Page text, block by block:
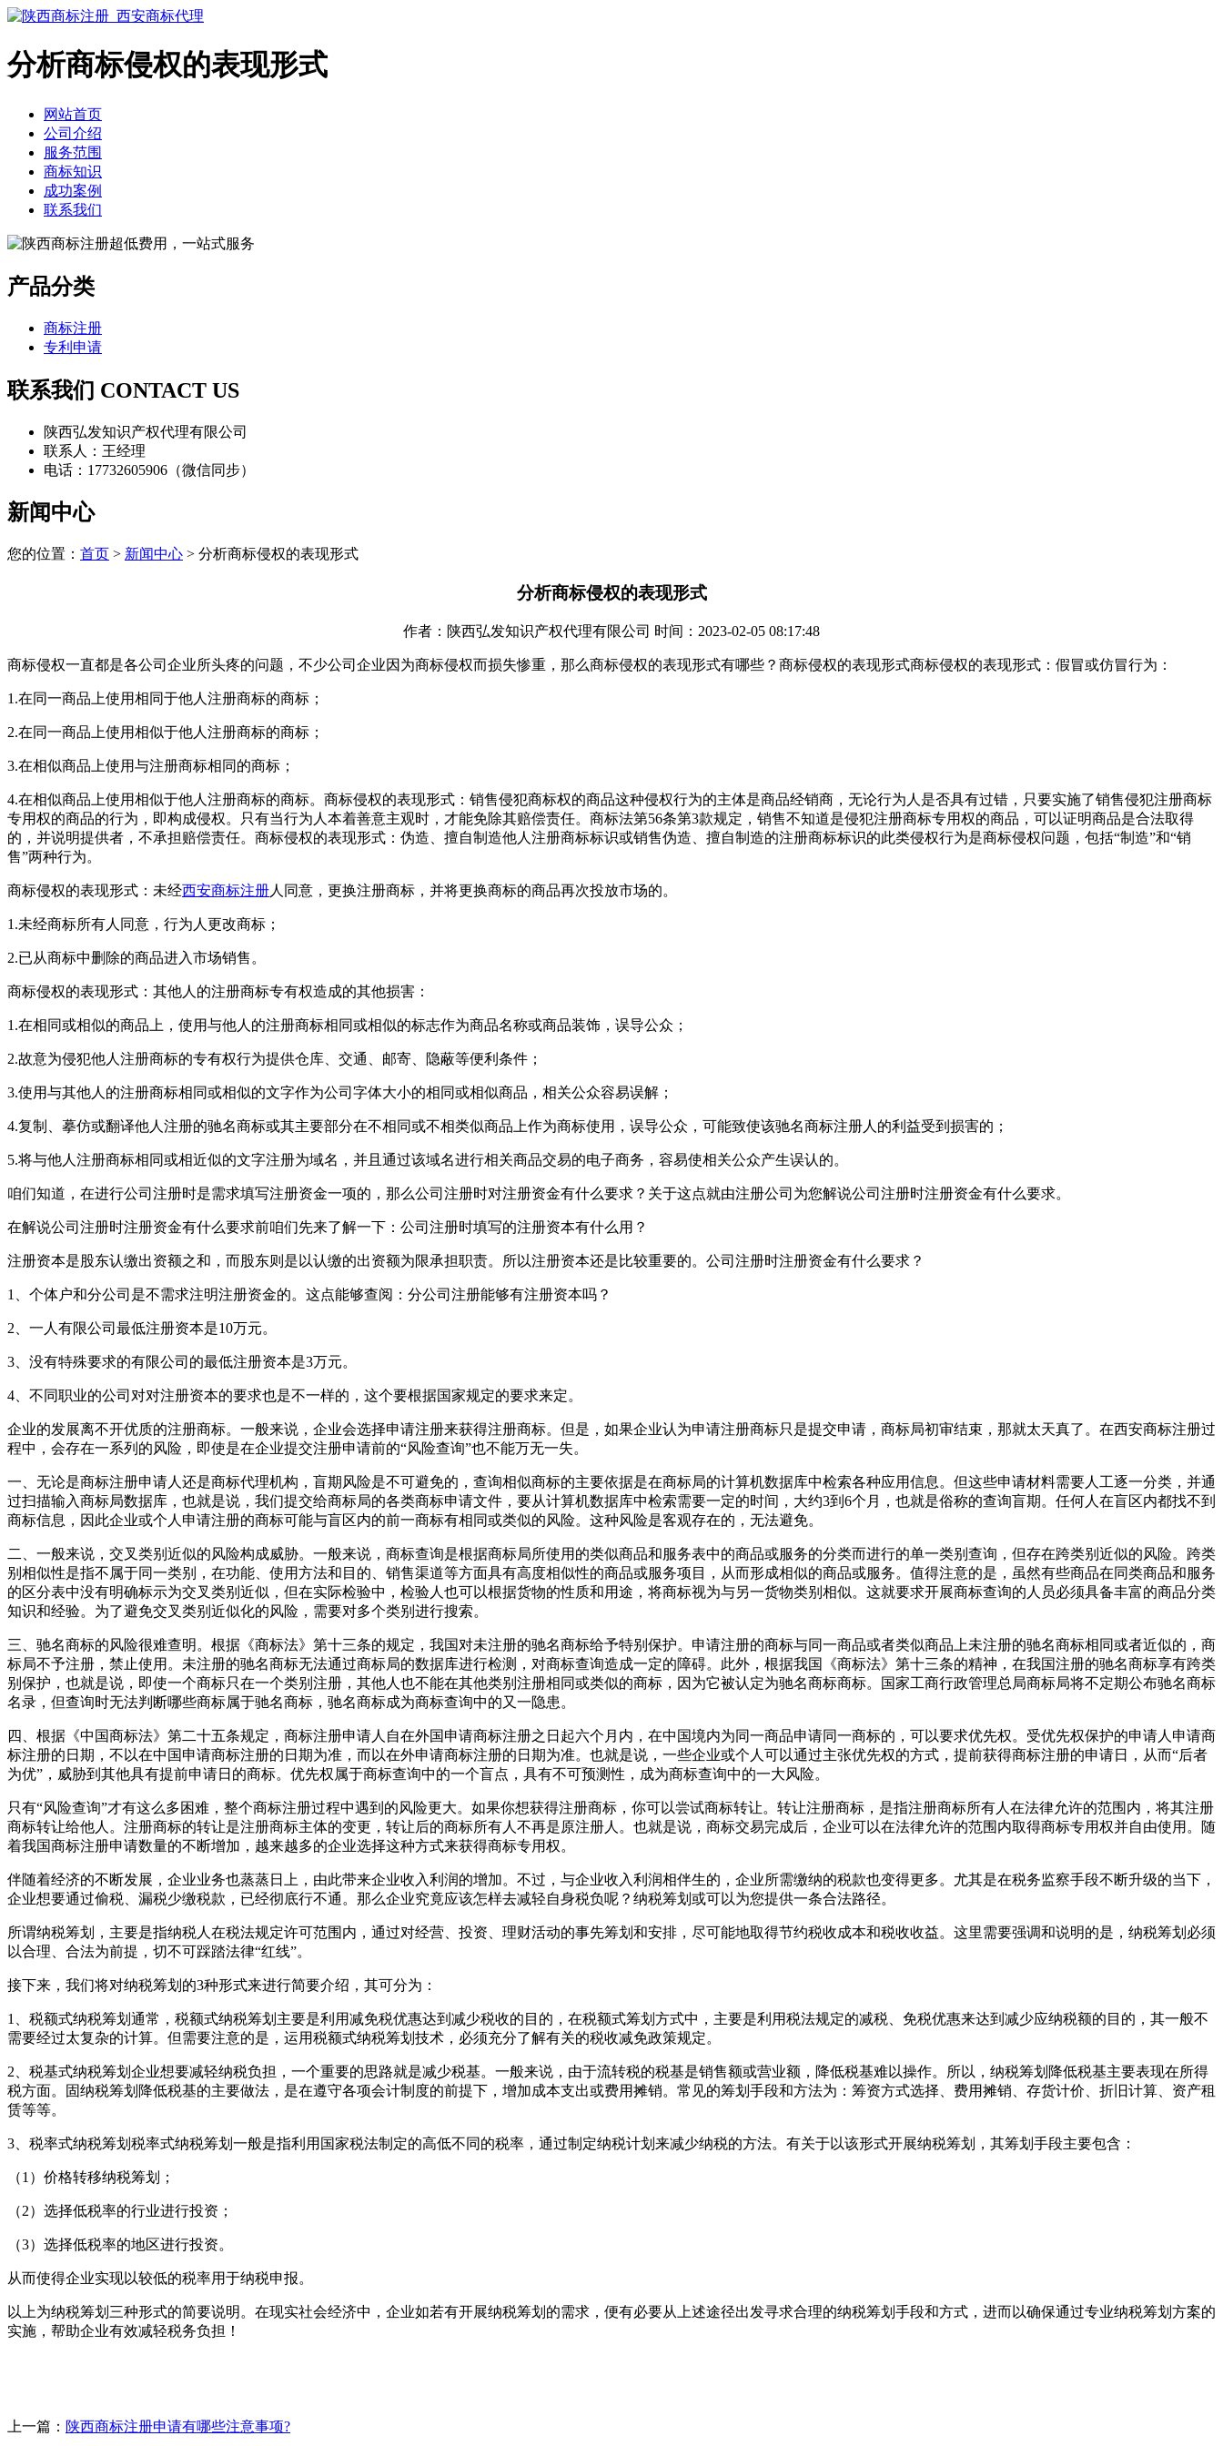
分析商标侵权的表现形式
网站首页
公司介绍
服务范围
商标知识
成功案例
联系我们
产品分类
商标注册
专利申请
联系我们 CONTACT US
陕西弘发知识产权代理有限公司
联系人：王经理
电话：17732605906（微信同步）
新闻中心
您的位置： 首页 > 新闻中心 > 分析商标侵权的表现形式
分析商标侵权的表现形式
作者：陕西弘发知识产权代理有限公司 时间：2023-02-05 08:17:48
商标侵权一直都是各公司企业所头疼的问题，不少公司企业因为商标侵权而损失惨重，那么商标侵权的表现形式有哪些？商标侵权的表现形式商标侵权的表现形式：假冒或仿冒行为：
1.在同一商品上使用相同于他人注册商标的商标；
2.在同一商品上使用相似于他人注册商标的商标；
3.在相似商品上使用与注册商标相同的商标；
4.在相似商品上使用相似于他人注册商标的商标。商标侵权的表现形式：销售侵犯商标权的商品这种侵权行为的主体是商品经销商，无论行为人是否具有过错，只要实施了销售侵犯注册商标
专用权的商品的行为，即构成侵权。只有当行为人本着善意主观时，才能免除其赔偿责任。商标法第56条第3款规定，销售不知道是侵犯注册商标专用权的商品，可以证明商品是合法取得
的，并说明提供者，不承担赔偿责任。商标侵权的表现形式：伪造、擅自制造他人注册商标标识或销售伪造、擅自制造的注册商标标识的此类侵权行为是商标侵权问题，包括“制造”和“销
售”两种行为。
商标侵权的表现形式：未经西安商标注册人同意，更换注册商标，并将更换商标的商品再次投放市场的。
1.未经商标所有人同意，行为人更改商标；
2.已从商标中删除的商品进入市场销售。
商标侵权的表现形式：其他人的注册商标专有权造成的其他损害：
1.在相同或相似的商品上，使用与他人的注册商标相同或相似的标志作为商品名称或商品装饰，误导公众；
2.故意为侵犯他人注册商标的专有权行为提供仓库、交通、邮寄、隐蔽等便利条件；
3.使用与其他人的注册商标相同或相似的文字作为公司字体大小的相同或相似商品，相关公众容易误解；
4.复制、摹仿或翻译他人注册的驰名商标或其主要部分在不相同或不相类似商品上作为商标使用，误导公众，可能致使该驰名商标注册人的利益受到损害的；
5.将与他人注册商标相同或相近似的文字注册为域名，并且通过该域名进行相关商品交易的电子商务，容易使相关公众产生误认的。
咱们知道，在进行公司注册时是需求填写注册资金一项的，那么公司注册时对注册资金有什么要求？关于这点就由注册公司为您解说公司注册时注册资金有什么要求。
在解说公司注册时注册资金有什么要求前咱们先来了解一下：公司注册时填写的注册资本有什么用？
注册资本是股东认缴出资额之和，而股东则是以认缴的出资额为限承担职责。所以注册资本还是比较重要的。公司注册时注册资金有什么要求？
1、个体户和分公司是不需求注明注册资金的。这点能够查阅：分公司注册能够有注册资本吗？
2、一人有限公司最低注册资本是10万元。
3、没有特殊要求的有限公司的最低注册资本是3万元。
4、不同职业的公司对对注册资本的要求也是不一样的，这个要根据国家规定的要求来定。
企业的发展离不开优质的注册商标。一般来说，企业会选择申请注册来获得注册商标。但是，如果企业认为申请注册商标只是提交申请，商标局初审结束，那就太天真了。在西安商标注册过
程中，会存在一系列的风险，即使是在企业提交注册申请前的“风险查询”也不能万无一失。
一、无论是商标注册申请人还是商标代理机构，盲期风险是不可避免的，查询相似商标的主要依据是在商标局的计算机数据库中检索各种应用信息。但这些申请材料需要人工逐一分类，并通
过扫描输入商标局数据库，也就是说，我们提交给商标局的各类商标申请文件，要从计算机数据库中检索需要一定的时间，大约3到6个月，也就是俗称的查询盲期。任何人在盲区内都找不到
商标信息，因此企业或个人申请注册的商标可能与盲区内的前一商标有相同或类似的风险。这种风险是客观存在的，无法避免。
二、一般来说，交叉类别近似的风险构成威胁。一般来说，商标查询是根据商标局所使用的类似商品和服务表中的商品或服务的分类而进行的单一类别查询，但存在跨类别近似的风险。跨类
别相似性是指不属于同一类别，在功能、使用方法和目的、销售渠道等方面具有高度相似性的商品或服务项目，从而形成相似的商品或服务。值得注意的是，虽然有些商品在同类商品和服务
的区分表中没有明确标示为交叉类别近似，但在实际检验中，检验人也可以根据货物的性质和用途，将商标视为与另一货物类别相似。这就要求开展商标查询的人员必须具备丰富的商品分类
知识和经验。为了避免交叉类别近似化的风险，需要对多个类别进行搜索。
三、驰名商标的风险很难查明。根据《商标法》第十三条的规定，我国对未注册的驰名商标给予特别保护。申请注册的商标与同一商品或者类似商品上未注册的驰名商标相同或者近似的，商
标局不予注册，禁止使用。未注册的驰名商标无法通过商标局的数据库进行检测，对商标查询造成一定的障碍。此外，根据我国《商标法》第十三条的精神，在我国注册的驰名商标享有跨类
别保护，也就是说，即使一个商标只在一个类别注册，其他人也不能在其他类别注册相同或类似的商标，因为它被认定为驰名商标商标。国家工商行政管理总局商标局将不定期公布驰名商标
名录，但查询时无法判断哪些商标属于驰名商标，驰名商标成为商标查询中的又一隐患。
四、根据《中国商标法》第二十五条规定，商标注册申请人自在外国申请商标注册之日起六个月内，在中国境内为同一商品申请同一商标的，可以要求优先权。受优先权保护的申请人申请商
标注册的日期，不以在中国申请商标注册的日期为准，而以在外申请商标注册的日期为准。也就是说，一些企业或个人可以通过主张优先权的方式，提前获得商标注册的申请日，从而“后者
为优”，威胁到其他具有提前申请日的商标。优先权属于商标查询中的一个盲点，具有不可预测性，成为商标查询中的一大风险。
只有“风险查询”才有这么多困难，整个商标注册过程中遇到的风险更大。如果你想获得注册商标，你可以尝试商标转让。转让注册商标，是指注册商标所有人在法律允许的范围内，将其注册
商标转让给他人。注册商标的转让是注册商标主体的变更，转让后的商标所有人不再是原注册人。也就是说，商标交易完成后，企业可以在法律允许的范围内取得商标专用权并自由使用。随
着我国商标注册申请数量的不断增加，越来越多的企业选择这种方式来获得商标专用权。
伴随着经济的不断发展，企业业务也蒸蒸日上，由此带来企业收入利润的增加。不过，与企业收入利润相伴生的，企业所需缴纳的税款也变得更多。尤其是在税务监察手段不断升级的当下，
企业想要通过偷税、漏税少缴税款，已经彻底行不通。那么企业究竟应该怎样去减轻自身税负呢？纳税筹划或可以为您提供一条合法路径。
所谓纳税筹划，主要是指纳税人在税法规定许可范围内，通过对经营、投资、理财活动的事先筹划和安排，尽可能地取得节约税收成本和税收收益。这里需要强调和说明的是，纳税筹划必须
以合理、合法为前提，切不可踩踏法律“红线”。
接下来，我们将对纳税筹划的3种形式来进行简要介绍，其可分为：
1、税额式纳税筹划通常，税额式纳税筹划主要是利用减免税优惠达到减少税收的目的，在税额式筹划方式中，主要是利用税法规定的减税、免税优惠来达到减少应纳税额的目的，其一般不
需要经过太复杂的计算。但需要注意的是，运用税额式纳税筹划技术，必须充分了解有关的税收减免政策规定。
2、税基式纳税筹划企业想要减轻纳税负担，一个重要的思路就是减少税基。一般来说，由于流转税的税基是销售额或营业额，降低税基难以操作。所以，纳税筹划降低税基主要表现在所得
税方面。固纳税筹划降低税基的主要做法，是在遵守各项会计制度的前提下，增加成本支出或费用摊销。常见的筹划手段和方法为：筹资方式选择、费用摊销、存货计价、折旧计算、资产租
赁等等。
3、税率式纳税筹划税率式纳税筹划一般是指利用国家税法制定的高低不同的税率，通过制定纳税计划来减少纳税的方法。有关于以该形式开展纳税筹划，其筹划手段主要包含：
（1）价格转移纳税筹划；
（2）选择低税率的行业进行投资；
（3）选择低税率的地区进行投资。
从而使得企业实现以较低的税率用于纳税申报。
以上为纳税筹划三种形式的简要说明。在现实社会经济中，企业如若有开展纳税筹划的需求，便有必要从上述途径出发寻求合理的纳税筹划手段和方式，进而以确保通过专业纳税筹划方案的
实施，帮助企业有效减轻税务负担！
上一篇： 陕西商标注册申请有哪些注意事项?